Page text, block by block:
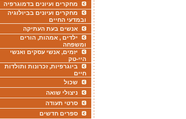
מחקרים ועיונים בדמוגרפיה
מחקרים ועיונים בביולוגיה
ובמדעי החיים
אנשים בעת העתיקה
ילדים , אמהות, הורים
ומשפחה
יזמים, אנשי עסקים ואנשי
היי-טק
ביוגרפיות, זכרונות ותולדות
חיים
שכול
ניצולי שואה
סרטי תעודה
ספרים חדשים